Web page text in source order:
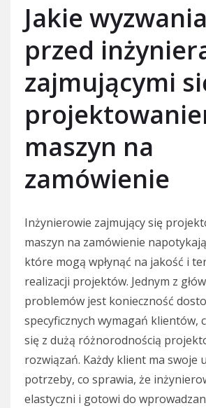
Jakie
przed
zajmującymi
maszyn na
zamówienie
Inżynierowie zajmujący się
maszyn na zamówienie
które mogą wpłynąć na jakość i
realizacji projektów. Jednym z
problemów jest konieczność
specyficznych wymagań klientów,
się z dużą różnorodnością
rozwiązań. Każdy klient ma swoje
potrzeby, co sprawia, że
elastyczni i gotowi do